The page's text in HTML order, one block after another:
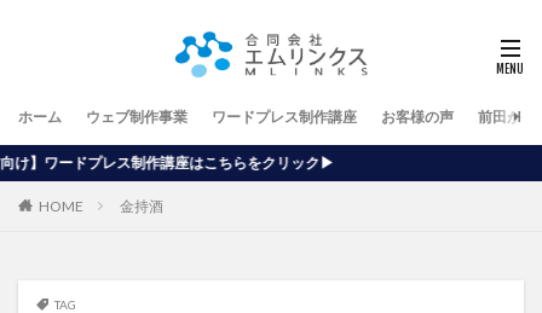
ホーム ウェブ制作事業 ワードプレス制作講座 お客様の声 前田が行
座はこちらをクリック▶
HOME 金持酒
TAG